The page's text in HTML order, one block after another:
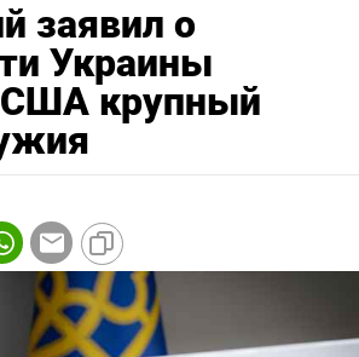
заявил о
Украины
США крупный